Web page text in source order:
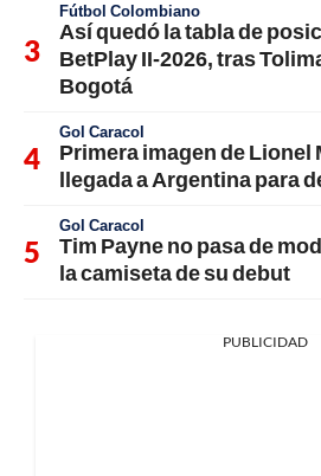
Fútbol Colombiano
Así quedó la tabla de
BetPlay II-2026, tras
Bogotá
Gol Caracol
Primera imagen de Lionel
llegada a Argentina para
Gol Caracol
Tim Payne no pasa de
la camiseta de su debut
PUBLICIDAD